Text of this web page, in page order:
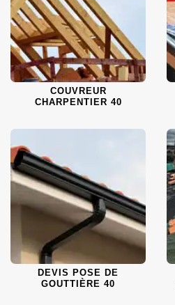
COUVREUR
CHARPENTIER 40
DEVIS POSE DE
GOUTTIÈRE 40